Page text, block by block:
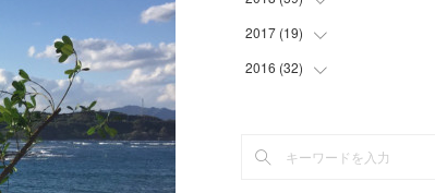
(21
)
(1
(
(1
(10
)
(
2017 (19)
(2
(
2016 (32)
(